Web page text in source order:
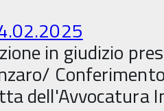
in giudizio
dell'Avvocatura